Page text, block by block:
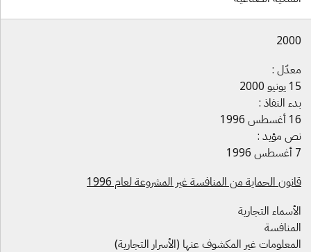
:
النفاذ :
مؤيد :
الحماية من المنافسة غير المشروعة لعام 1996
التجارية
غير المكشوف عنها (الأسرار التجارية)